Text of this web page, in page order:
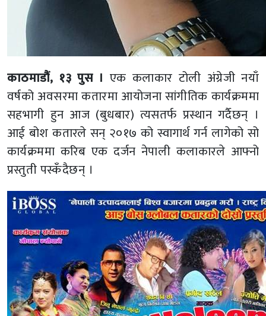
काठमाडौं, १३ पुस । एक कलाकार टोली अंग्रेजी नयाँ
वर्षको अवसरमा कतारमा आयोजना सांगीतिक कार्यक्रममा
सहभागी हुन आज (बुधबार) त्यसतर्फ प्रस्थान गर्दैछन् ।
आई बोश कतारले सन् २०१७ को स्वागार्थ गर्न लागेको सो
कार्यक्रममा करिब एक दर्जन नेपाली कलाकारले आफ्नो
प्रस्तुती पस्कँदैछन् ।